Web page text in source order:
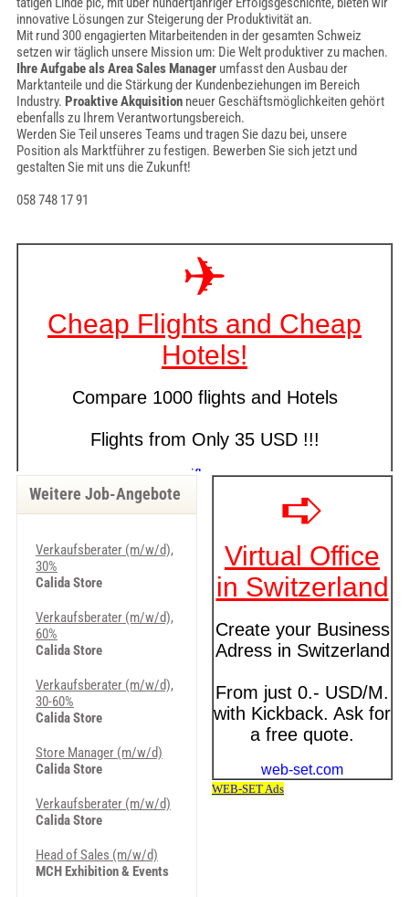
innovative Lösungen zur Steigerung der Produktivität an.
Mit rund 300 engagierten Mitarbeitenden in der gesamten Schweiz
setzen wir täglich unsere Mission um: Die Welt produktiver zu machen.
Ihre Aufgabe als Area Sales Managerumfasst den Ausbau der
Marktanteile und die Stärkung der Kundenbeziehungen im Bereich
Industry. Proaktive Akquisitionneuer Geschäftsmöglichkeiten gehört
ebenfalls zu Ihrem Verantwortungsbereich.
Werden Sie Teil unseres Teams und tragen Sie dazu bei, unsere
Position als Marktführer zu festigen. Bewerben Sie sich jetzt und
gestalten Sie mit uns die Zukunft!
058 748 17 91
Weitere Job-Angebote
Verkaufsberater (m/w/d),
30%
Calida Store
Verkaufsberater (m/w/d),
60%
Calida Store
Verkaufsberater (m/w/d),
30-60%
Calida Store
Store Manager (m/w/d)
Calida Store
Verkaufsberater (m/w/d)
Calida Store
Head of Sales (m/w/d)
MCH Exhibition & Events